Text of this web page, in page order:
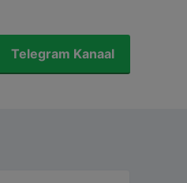
Telegram Kanaal